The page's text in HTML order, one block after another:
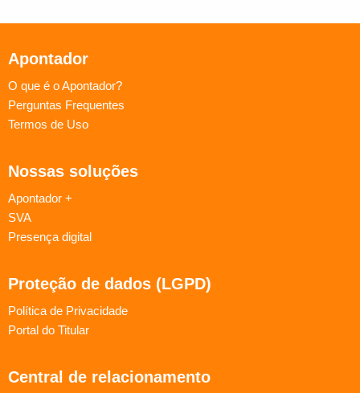
Apontador
O que é o Apontador?
Perguntas Frequentes
Termos de Uso
Nossas soluções
Apontador +
SVA
Presença digital
Proteção de dados (LGPD)
Política de Privacidade
Portal do Titular
Central de relacionamento